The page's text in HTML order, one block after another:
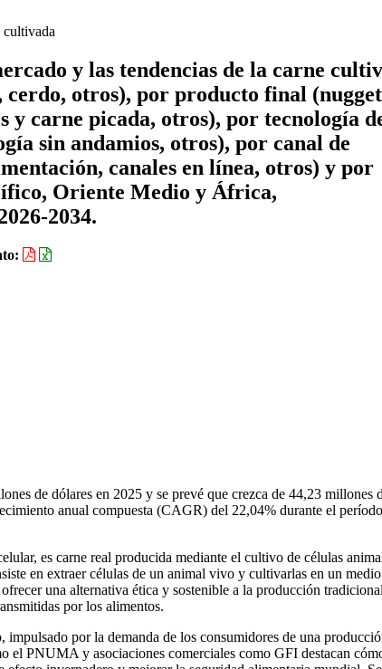
cultivada
y las tendencias de la carne
otros), por producto final
y carne picada, otros), por tecnología
sin andamios, otros), por canal de
canales en línea, otros) y por
Oriente Medio y África,
2034.
de dólares en 2025 y se prevé que crezca de 44,23 millones
anual compuesta (CAGR) del 22,04% durante el
es carne real producida mediante el cultivo de células
en extraer células de un animal vivo y cultivarlas en un
una alternativa ética y sostenible a la producción
por los alimentos.
por la demanda de los consumidores de una
el PNUMA y asociaciones comerciales como GFI destacan